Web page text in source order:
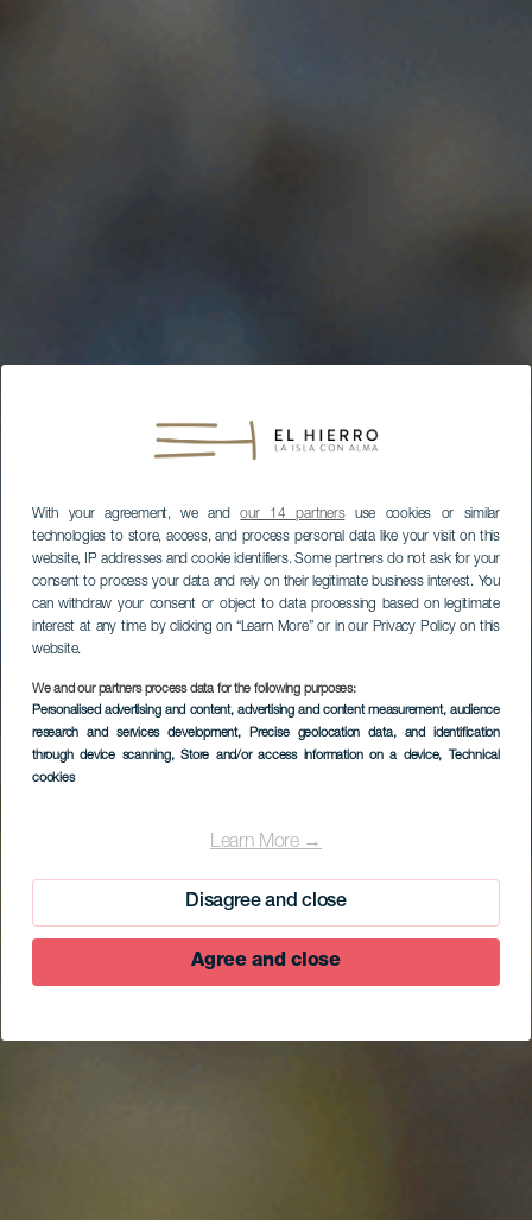
With your agreement, we andour 14 partnersuse cookies or similar
technologies to store, access, and process personal data like your visit on this
website, IP addresses and cookie identifiers. Some partners do not ask for your
consent to process your data and rely on their legitimate business interest. You
can withdraw your consent or object to data processing based on legitimate
interest at any time by clicking on “Learn More” or in our Privacy Policy on this
website.
We and our partners process data for the following purposes:
Personalised advertising and content, advertising and content measurement, audience
research and services development, Precise geolocation data, and identification
through device scanning, Store and/or access information on a device, Technical
cookies
Learn More →
Disagree and close
Agree and close